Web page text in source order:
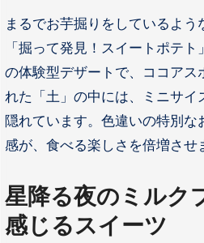
まるでお芋掘りをしているよう
「掘って発見！スイートポテ
の体験型デザートで、ココアス
れた「土」の中には、ミニサ
隠れています。色違いの特別な
感が、食べる楽しさを倍増させ
星降る夜のミルク
感じるスイーツ